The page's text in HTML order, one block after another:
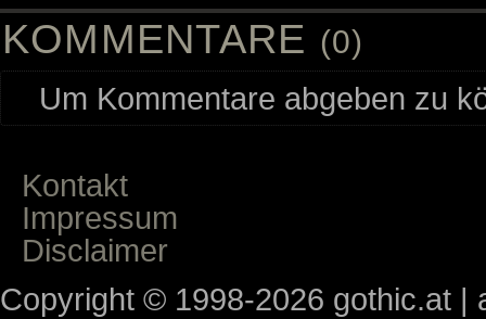
KOMMENTARE (0)
Um Kommentare abgeben zu
Kontakt
Impressum
Disclaimer
Copyright © 1998-2026 gothic.at |